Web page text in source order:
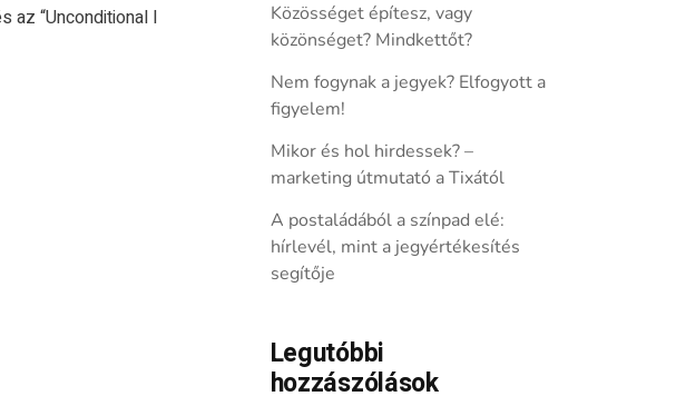
az “Unconditional I
Közösséget építesz, vagy
közönséget? Mindkettőt?
Nem fogynak a jegyek? Elfogyott a
figyelem!
Mikor és hol hirdessek? –
marketing útmutató a Tixától
A postaládából a színpad elé:
hírlevél, mint a jegyértékesítés
segítője
Legutóbbi
hozzászólások